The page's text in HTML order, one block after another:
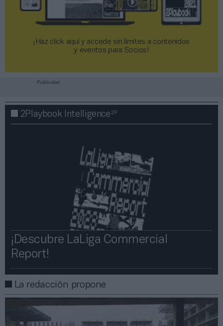
¡Haz click aquí y accede sin límites a contenidos
y eventos para Socios!​​​​​​​
Publicidad
2Playbook Intelligence2P
¡Descubre LaLiga Commercial
Report!​​
La redacción propone